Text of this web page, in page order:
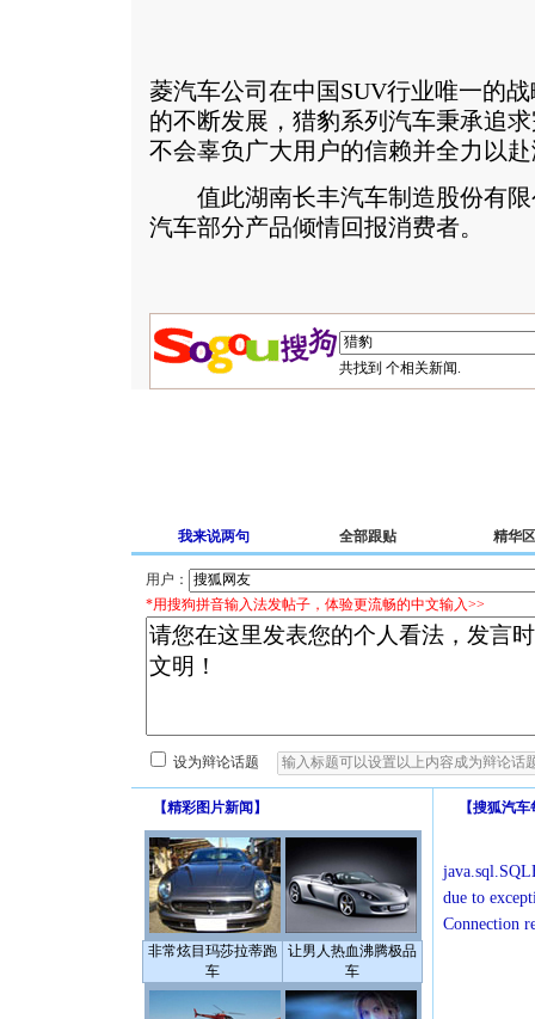
菱汽车公司在中国SUV行业唯一的
的不断发展，猎豹系列汽车秉承追
不会辜负广大用户的信赖并全力以
值此湖南长丰汽车制造股份有限
汽车部分产品倾情回报消费者。
共找到 个相关新闻.
我来说两句 全部跟贴 精华区
用户：
*用搜狗拼音输入法发帖子，体验更流畅的中文输入>>
设为辩论话题
【精彩图片新闻 】
非常炫目玛莎拉蒂跑
车
让男人热血沸腾极品
车
【搜狐汽车
due to
Connection